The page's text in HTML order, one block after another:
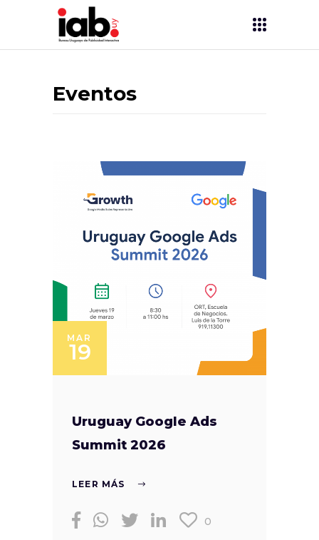
Eventos
MAR
19
Uruguay Google Ads
Summit 2026
LEER MÁS
0